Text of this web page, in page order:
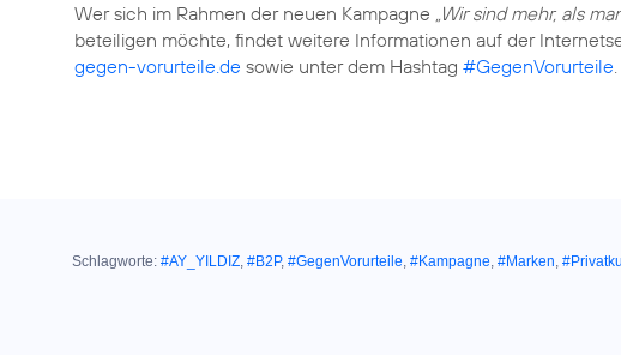
Wer sich im Rahmen der neuen Kampagne „Wir sind mehr, als
beteiligen möchte, findet weitere Informationen auf der
gegen-vorurteile.de sowie unter dem Hashtag #GegenVorurteile.
Schlagworte: #AY_YILDIZ, #B2P, #GegenVorurteile, #Kampagne, #Marken,